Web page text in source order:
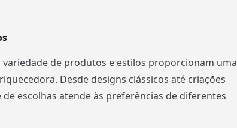
de produtos e estilos proporcionam uma
Desde designs clássicos até criações
escolhas atende às preferências de diferentes